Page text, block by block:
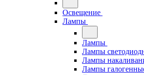
Освещение
Лампы
Лампы
Лампы
Лампы
Лампы